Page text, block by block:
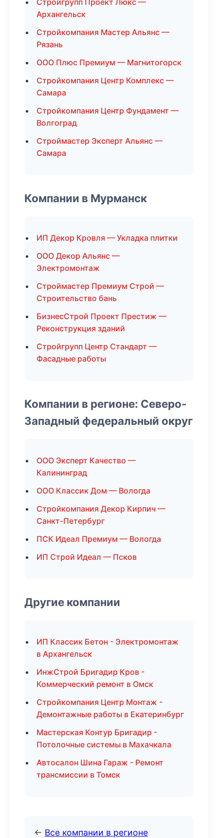
Стройгрупп Проект Люкс —
Архангельск
Стройкомпания Мастер Альянс —
Рязань
ООО Плюс Премиум — Магнитогорск
Стройкомпания Центр Комплекс —
Самара
Стройкомпания Центр Фундамент —
Волгоград
Строймастер Эксперт Альянс —
Самара
Компании в Мурманск
ИП Декор Кровля — Укладка плитки
ООО Декор Альянс —
Электромонтаж
Строймастер Премиум Строй —
Строительство бань
БизнесСтрой Проект Престиж —
Реконструкция зданий
Стройгрупп Центр Стандарт —
Фасадные работы
Компании в регионе: Северо-
Западный федеральный округ
ООО Эксперт Качество —
Калининград
ООО Классик Дом — Вологда
Стройкомпания Декор Кирпич —
Санкт-Петербург
ПСК Идеал Премиум — Вологда
ИП Строй Идеал — Псков
Другие компании
ИП Классик Бетон - Электромонтаж
в Архангельск
ИнжСтрой Бригадир Кров -
Коммерческий ремонт в Омск
Стройкомпания Центр Монтаж -
Демонтажные работы в Екатеринбург
Мастерская Контур Бригадир -
Потолочные системы в Махачкала
Автосалон Шина Гараж - Ремонт
трансмиссии в Томск
← Все компании в регионе